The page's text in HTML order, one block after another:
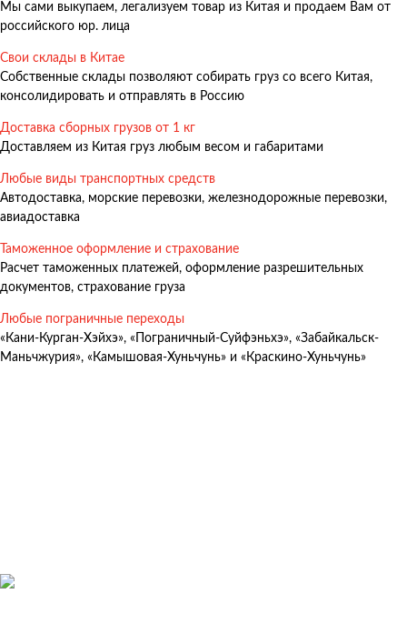
Мы сами выкупаем, легализуем товар из Китая и продаем Вам от
российского юр. лица
Свои склады в Китае
Собственные склады позволяют собирать груз со всего Китая,
консолидировать и отправлять в Россию
Доставка сборных грузов от 1 кг
Доставляем из Китая груз любым весом и габаритами
Любые виды транспортных средств
Автодоставка, морские перевозки, железнодорожные перевозки,
авиадоставка
Таможенное оформление и страхование
Расчет таможенных платежей, оформление разрешительных
документов, страхование груза
Любые пограничные переходы
«Кани-Курган-Хэйхэ», «Пограничный-Суйфэньхэ», «Забайкальск-
Маньчжурия», «Камышовая-Хуньчунь» и «Краскино-Хуньчунь»